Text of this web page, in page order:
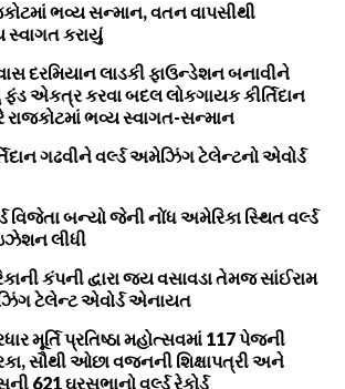
ભવ્ય સન્માન, વતન વાપસીથી
સ્વાગત કરાયું
દરમિયાન લાડકી ફાઉન્ડેશન બનાવીને
ફંડ એકત્ર કરવા બદલ લોકગાયક કીર્તિદાન
રાજકોટમાં ભવ્ય સ્વાગત-સન્માન
ગઢવીને વર્લ્ડ અમેઝિંગ ટેલેન્ટનો એવોર્ડ
વિજેતા બન્યો જેની નોંધ અમેરિકા સ્થિત વર્લ્ડ
લીધી
કંપની દ્વારા જય વસાવડા તેમજ સાંઈરામ
ટેલેન્ટ એવોર્ડ એનાયત
મૂર્તિ પ્રતિષ્ઠા મહોત્સવમાં 117 પેજની
સૌથી ઓછા વજનની શિક્ષાપત્રી અને
621 ઘરસભાનો વર્લ્ડ રેકોર્ડ